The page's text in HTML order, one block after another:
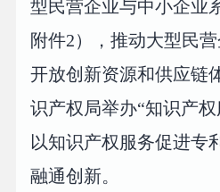
型民营企业与中小企业
附件2），推动大型民
开放创新资源和供应链
识产权局举办“知识产权
以知识产权服务促进专
融通创新。